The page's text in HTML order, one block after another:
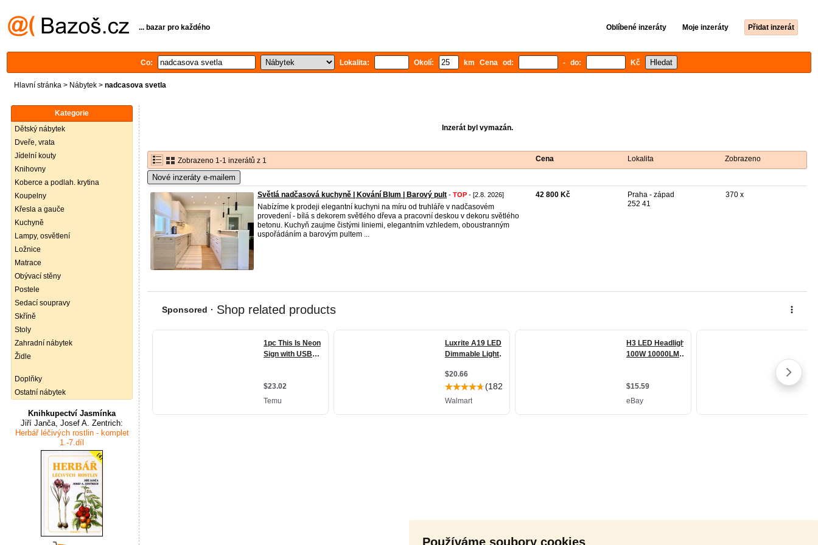
Používáme soubory cookies
... bazar pro každého Oblíbené inzeráty Moje inzeráty Přidat inzerát
Co: Lokalita: Okolí: km Cena od: - do: Kč
Hlavní stránka > Nábytek > nadcasova svetla
Kategorie
Dětský nábytek
Dveře, vrata
Jídelní kouty
Knihovny
Koberce a podlah. krytina
Koupelny
Křesla a gauče
Kuchyně
Lampy, osvětlení
Ložnice
Matrace
Obývací stěny
Postele
Sedací soupravy
Skříně
Stoly
Zahradní nábytek
Židle
Doplňky
Ostatní nábytek
Knihkupectví Jasmínka
Jiří Janča, Josef A. Zentrich:
Herbář léčivých rostlin - komplet
1.-7.díl
Inzerát byl vymazán.
Zobrazeno 1-1 inzerátů z 1 Cena Lokalita Zobrazeno
Nové inzeráty e-mailem
Světlá nadčasová kuchyně | Kování Blum | Barový pult - TOP - [2.8. 2026]
Nabízíme k prodeji elegantní kuchyni na míru od truhláře v nadčasovém
provedení - bílá s dekorem světlého dřeva a pracovní deskou v dekoru světlého
betonu. Kuchyň zaujme čistými liniemi, elegantním vzhledem, oboustranným
uspořádáním a barovým pultem ...
42 800 Kč
Praha - západ
252 41
370 x